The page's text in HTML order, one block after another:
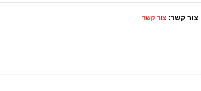
צור קשר: צור קשר